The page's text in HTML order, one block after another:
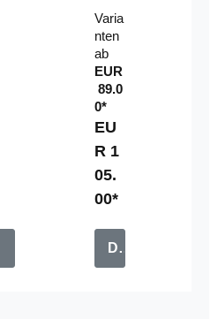
el
mi
t
Fe
rn
be
di
en
u
n
g
Varia
nten
ab
EUR
89.0
0*
EU
R 1
05.
00*
Details